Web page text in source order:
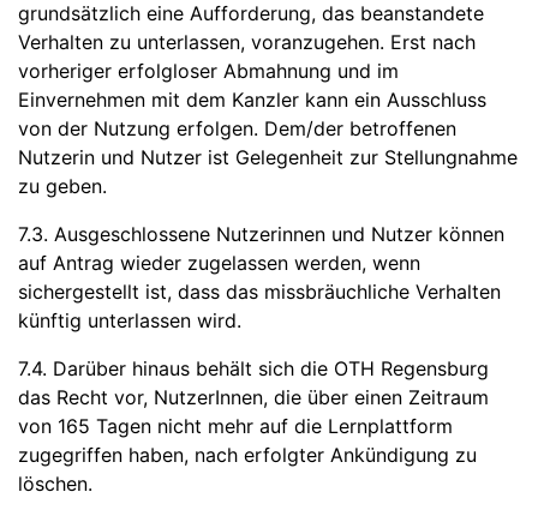
grundsätzlich eine Aufforderung, das beanstandete
Verhalten zu unterlassen, voranzugehen. Erst nach
vorheriger erfolgloser Abmahnung und im
Einvernehmen mit dem Kanzler kann ein Ausschluss
von der Nutzung erfolgen. Dem/der betroffenen
Nutzerin und Nutzer ist Gelegenheit zur Stellungnahme
zu geben.
7.3. Ausgeschlossene Nutzerinnen und Nutzer können
auf Antrag wieder zugelassen werden, wenn
sichergestellt ist, dass das missbräuchliche Verhalten
künftig unterlassen wird.
7.4. Darüber hinaus behält sich die OTH Regensburg
das Recht vor, NutzerInnen, die über einen Zeitraum
von 165 Tagen nicht mehr auf die Lernplattform
zugegriffen haben, nach erfolgter Ankündigung zu
löschen.